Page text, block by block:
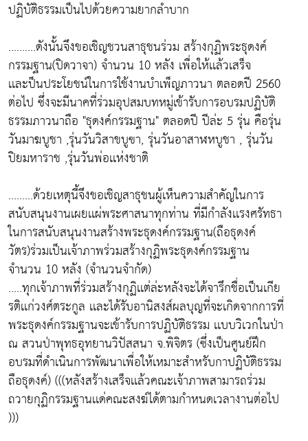
ปฏิบัติธรรมเป็นไปด้วยความยากลำบาก
..........ดังนั้นจึงขอเชิญชวนสาธุชนร่วม สร้างกุฏิพระธุดงค์
กรรมฐาน(ปิดวาจา) จำนวน 10 หลัง เพื่อให้เเล้วเสร็จ
เเละป็นประโยชน์ในการใช้งานบำเพ็ญภาวนา ตลอดปี 2560
ต่อไป ซึ่งจะมีนาคที่ร่วมอุปสมบทหมู่เข้ารับการอบรมปฏิบัติ
ธรรมภาวนาถือ "ธุดงค์กรรมฐาน" ตลอดปี ปีล่ะ 5 รุ่น คือรุ่น
วันมาฆบูชา ,รุ่นวันวิสาขบูฃา, รุ่นวันอาสาฬหบูชา , รุ่นวัน
ปิยมหาราช ,รุ่นวันพ่อเเห่งชาติ
.........ด้วยเหตุนี้จึงขอเชิญสาธุชนผู้เห็นความสำคัญในการ
สนับสนุนงานเผยเเผ่พระศาสนาทุกท่าน ที่มีกำลังเเรงศรัทธา
ในการสนับสนุนงานสร้างพระธุดงค์กรรมฐาน(ถือธุดงค์
วัตร)ร่วมเป็นเจ้าภาพร่วมสร้างกุฏิพระธุดงค์กรรมฐาน
จำนวน 10 หลัง (จำนวนจำกัด)
.....ทุกเจ้าภาพที่ร่วมสร้างกุฏิเเต่ล่ะหลังจะได้จารึกชื่อเป็นเกีย
รติเเก่วงศ์ตระกูล เเละได้รับอานิสงส์ผลบุญที่จะเกิดจากการที่
พระธุดงค์กรรมฐานจะเข้ารับการปฏิบัติธรรม เเบบวิเวกในป่า
ณ สวนป่าพุทธอุทยานวิปัสสนา จ.พิจิตร (ซึ่งเป็นศูนย์ฝึก
อบรมที่ดำเนินการพัฒนาเพื่อให้เหมาะสำหรับกาปฏิบัติธรรม
ถือธุดงค์) (((หลังสร้างเสร็จเเล้วคณะเจ้าภาพสามารถร่วม
ถวายกุฏิกรรมฐานเเด่คณะสงฆ์ได้ตามกำหนดเวลางานต่อไป
)))